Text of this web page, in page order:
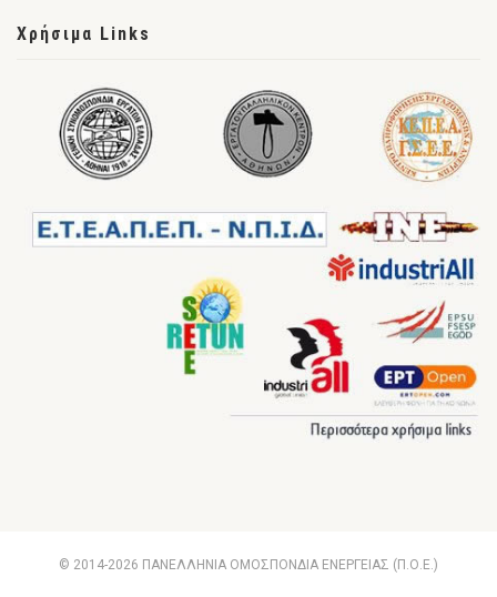
Χρήσιμα Links
© 2014-2026 ΠΑΝΕΛΛΗΝΙΑ ΟΜΟΣΠΟΝΔΙΑ ΕΝΕΡΓΕΙΑΣ (Π.Ο.Ε.)